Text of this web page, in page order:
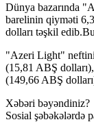
Dünya bazarında
barelinin qiyməti
dolları təşkil
"Azeri Light"
(15,81 ABŞ
(149,66 ABŞ
Xəbəri bəyəndiniz?
Sosial şəbəkələrdə